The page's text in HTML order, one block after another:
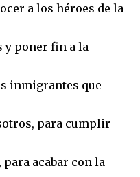
a los héroes de la
y poner fin a la
inmigrantes que
para cumplir
acabar con la